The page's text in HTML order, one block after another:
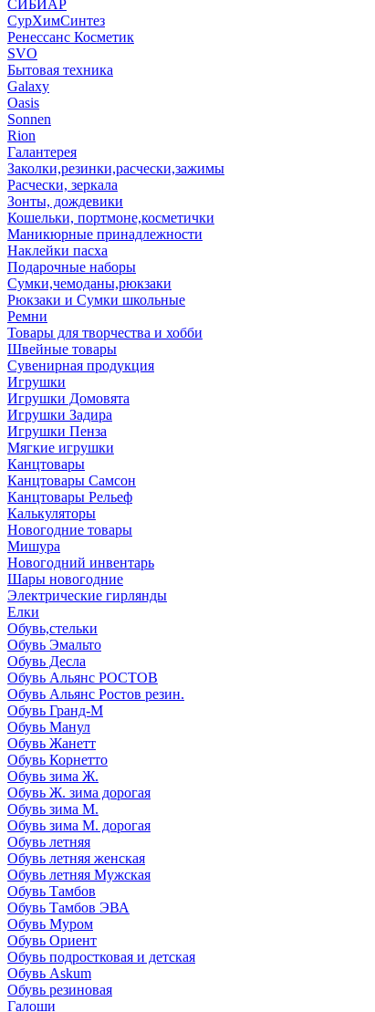
СИБИАР
СурХимСинтез
Ренессанс Косметик
SVO
Бытовая техника
Galaxy
Oasis
Sonnen
Rion
Галантерея
Заколки,резинки,расчески,зажимы
Расчески, зеркала
Зонты, дождевики
Кошельки, портмоне,косметички
Маникюрные принадлежности
Наклейки пасха
Подарочные наборы
Сумки,чемоданы,рюкзаки
Рюкзаки и Сумки школьные
Ремни
Товары для творчества и хобби
Швейные товары
Сувенирная продукция
Игрушки
Игрушки Домовята
Игрушки Задира
Игрушки Пенза
Мягкие игрушки
Канцтовары
Канцтовары Самсон
Канцтовары Рельеф
Калькуляторы
Новогодние товары
Мишура
Новогодний инвентарь
Шары новогодние
Электрические гирлянды
Елки
Обувь,стельки
Обувь Эмальто
Обувь Десла
Обувь Альянс РОСТОВ
Обувь Альянс Ростов резин.
Обувь Гранд-М
Обувь Манул
Обувь Жанетт
Обувь Корнетто
Обувь зима Ж.
Обувь Ж. зима дорогая
Обувь зима М.
Обувь зима М. дорогая
Обувь летняя
Обувь летняя женская
Обувь летняя Мужская
Обувь Тамбов
Обувь Тамбов ЭВА
Обувь Муром
Обувь Ориент
Обувь подростковая и детская
Обувь Askum
Обувь резиновая
Галоши